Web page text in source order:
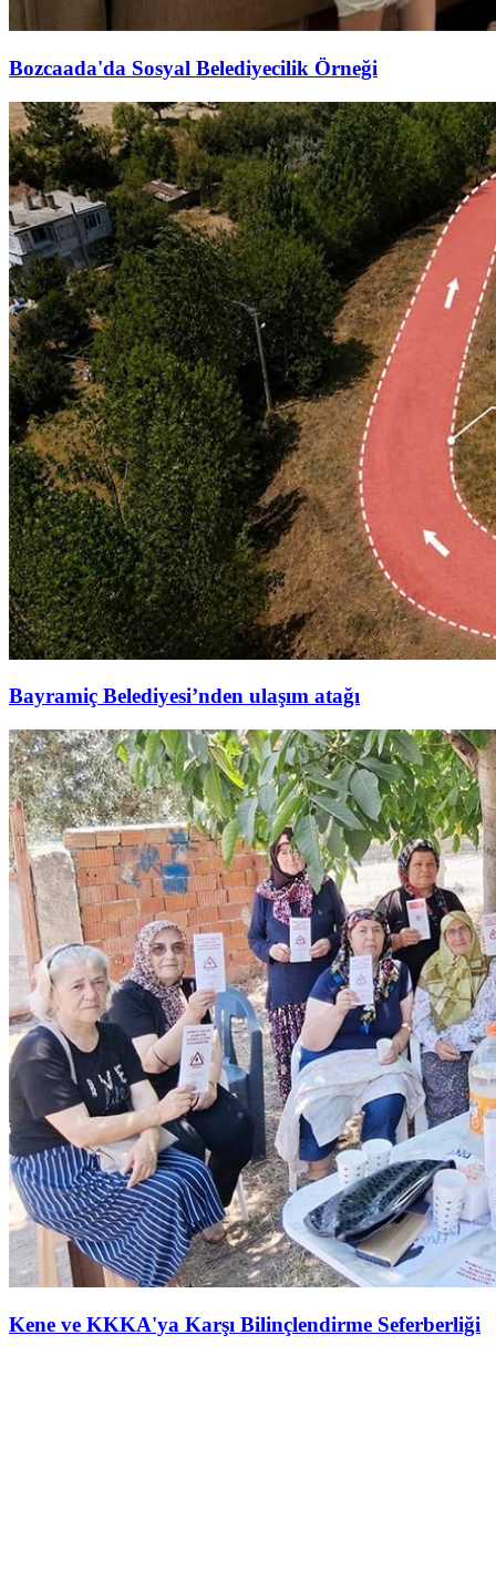
Bozcaada'da Sosyal Belediyecilik Örneği
Bayramiç Belediyesi’nden ulaşım atağı
Kene ve KKKA'ya Karşı Bilinçlendirme Seferberliği